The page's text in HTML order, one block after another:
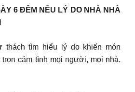
6 ĐÊM NÊU LÝ DO NHÀ NHÀ
thách tìm hiểu lý do khiến món
trọn cảm tình mọi người, mọi nhà.